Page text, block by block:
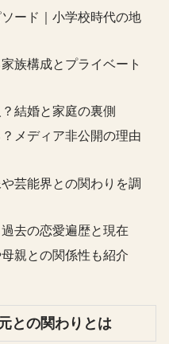
ード｜小学校時代の地
族構成とプライベート
結婚と家庭の裏側
メディア非公開の理由
芸能界との関わりを調
去の恋愛遍歴と現在
親との関係性も紹介
との関わりとは